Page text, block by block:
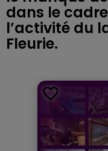
dans le
l’activité du
Fleurie.